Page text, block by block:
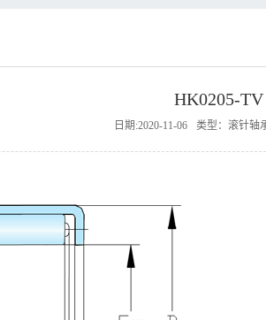
HK0205-TV
日期:2020-11-06 类型：滚针轴